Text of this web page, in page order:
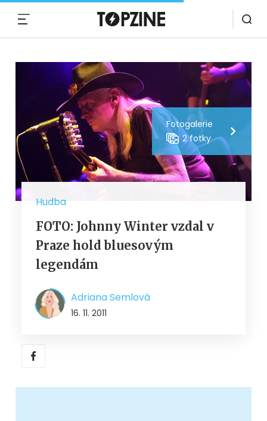
Fotogalerie
2 fotky
Hudba
FOTO: Johnny Winter vzdal v
Praze hold bluesovým
legendám
Adriana Semlová
16. 11. 2011